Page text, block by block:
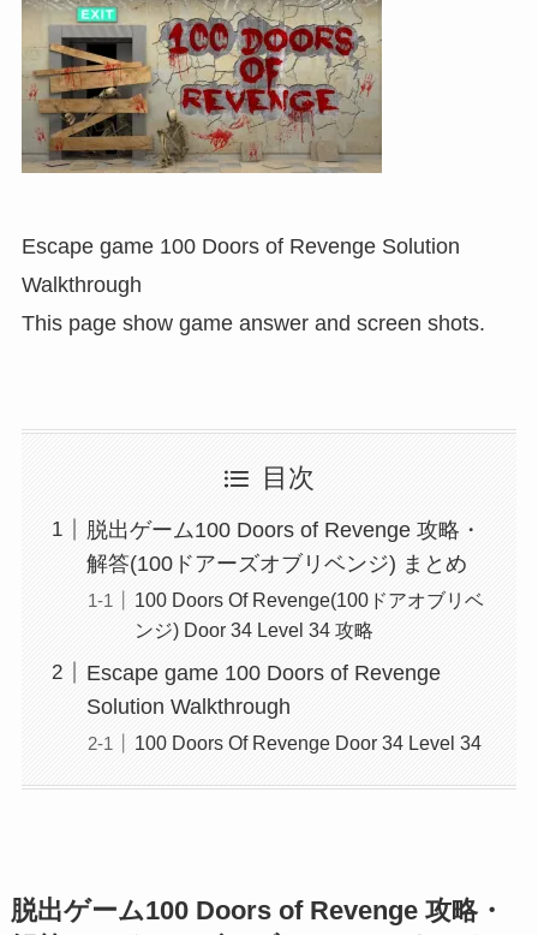
Escape game 100 Doors of Revenge Solution
Walkthrough
This page show game answer and screen shots.
目次
脱出ゲーム100 Doors of Revenge 攻略・
解答(100ドアーズオブリベンジ) まとめ
100 Doors Of Revenge(100ドアオブリベ
ンジ) Door 34 Level 34 攻略
Escape game 100 Doors of Revenge
Solution Walkthrough
100 Doors Of Revenge Door 34 Level 34
脱出ゲーム100 Doors of Revenge 攻略・